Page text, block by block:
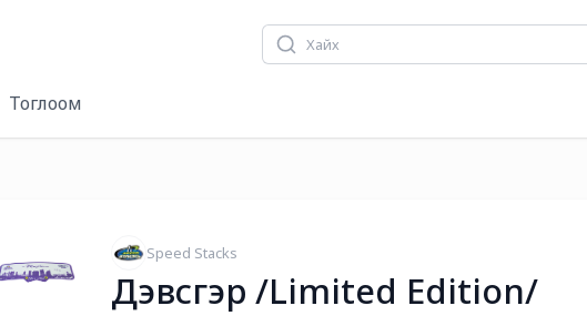
Тоглоом
Speed Stacks
Дэвсгэр /Limited Edition/